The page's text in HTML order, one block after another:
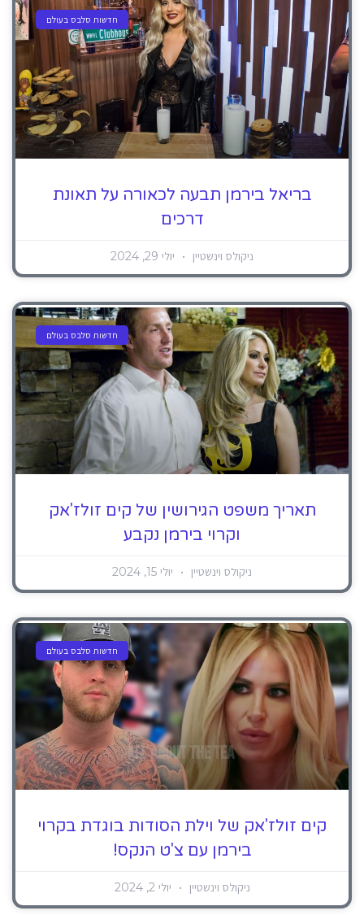
חדשות סלבס בעולם
בריאל בירמן תבעה לכאורה על תאונת
דרכים
ניקולס וינשטיין יולי 29, 2024
חדשות סלבס בעולם
תאריך משפט הגירושין של קים זולז'אק
וקרוי בירמן נקבע
ניקולס וינשטיין יולי 15, 2024
חדשות סלבס בעולם
קים זולז'אק של וילת הסודות בוגדת בקרוי
בירמן עם צ'ט הנקס!
ניקולס וינשטיין יולי 2, 2024